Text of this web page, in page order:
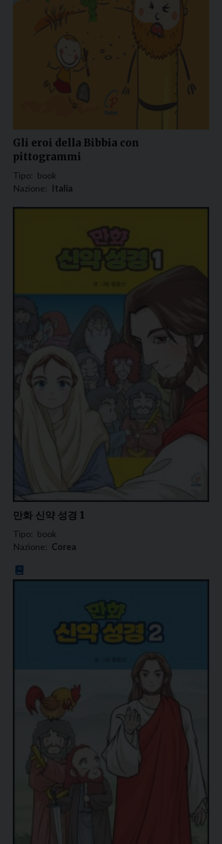
Gli eroi della Bibbia con
pittogrammi
Tipo: book
Nazione: Italia
만화 신약 성경 1
Tipo: book
Nazione: Corea